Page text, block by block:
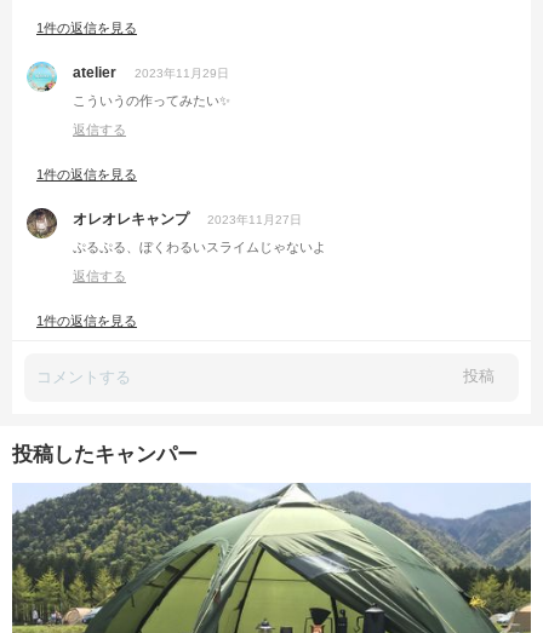
1件の返信を見る
atelier 2023年11月29日
こういうの作ってみたい✨
返信する
1件の返信を見る
オレオレキャンプ 2023年11月27日
ぷるぷる、ぼくわるいスライムじゃないよ
返信する
1件の返信を見る
投稿
投稿したキャンパー